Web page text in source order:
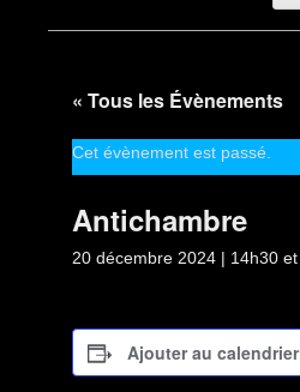
« Tous les Évènements
Cet évènement est passé.
Antichambre
20 décembre 2024 | 14h30 et
Ajouter au calendrier